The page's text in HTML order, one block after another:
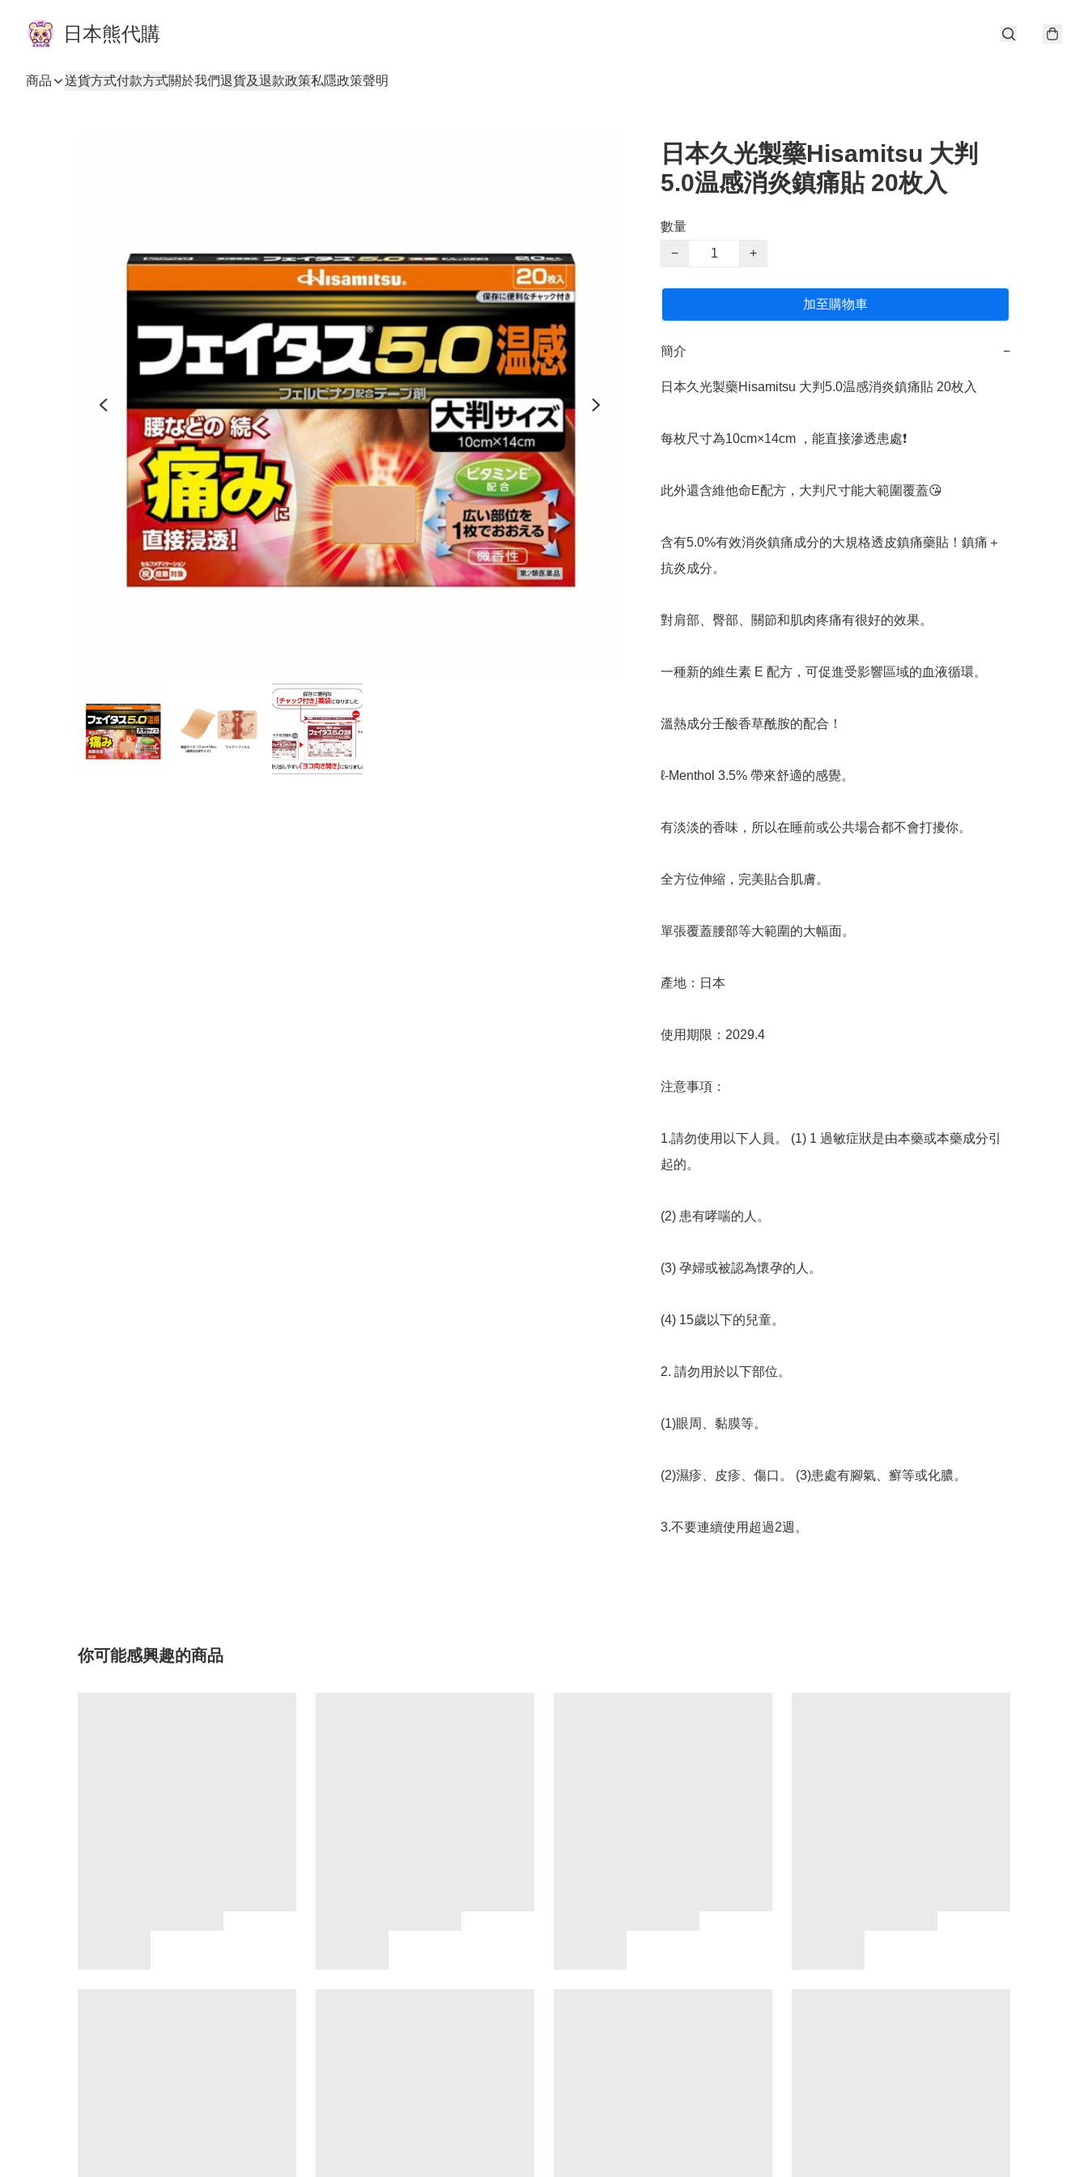
日本熊代購
商品 送貨方式付款方式關於我們退貨及退款政策私隱政策聲明
日本久光製藥Hisamitsu 大判
5.0温感消炎鎮痛貼 20枚入
數量
−
+
加至購物車
簡介 −
日本久光製藥Hisamitsu 大判5.0温感消炎鎮痛貼 20枚入
每枚尺寸為10cm×14cm ，能直接滲透患處❗
此外還含維他命E配方，大判尺寸能大範圍覆蓋😘
含有5.0%有效消炎鎮痛成分的大規格透皮鎮痛藥貼！鎮痛＋
抗炎成分。
對肩部、臀部、關節和肌肉疼痛有很好的效果。
一種新的維生素 E 配方，可促進受影響區域的血液循環。
溫熱成分壬酸香草酰胺的配合！
ℓ-Menthol 3.5% 帶來舒適的感覺。
有淡淡的香味，所以在睡前或公共場合都不會打擾你。
全方位伸縮，完美貼合肌膚。
單張覆蓋腰部等大範圍的大幅面。
產地：日本
使用期限：2029.4
注意事項：
1.請勿使用以下人員。 (1) 1 過敏症狀是由本藥或本藥成分引
起的。
(2) 患有哮喘的人。
(3) 孕婦或被認為懷孕的人。
(4) 15歲以下的兒童。
2. 請勿用於以下部位。
(1)眼周、黏膜等。
(2)濕疹、皮疹、傷口。 (3)患處有腳氣、癬等或化膿。
3.不要連續使用超過2週。
你可能感興趣的商品